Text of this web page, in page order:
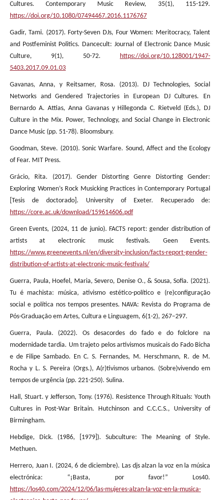
Cultures. Contemporary Music Review, 35(1), 115-129.
https://doi.org/10.1080/07494467.2016.1176767
Gadir, Tami. (2017). Forty-Seven DJs, Four Women: Meritocracy, Talent
and Postfeminist Politics. Dancecult: Journal of Electronic Dance Music
Culture, 9(1), 50-72. https://doi.org/10.128001/1947-
5403.2017.09.01.03
Gavanas, Anna, y Reitsamer, Rosa. (2013). DJ Technologies, Social
Networks and Gendered Trajectories in European DJ Cultures. En
Bernardo A. Attias, Anna Gavanas y Hillegonda C. Rietveld (Eds.), DJ
Culture in the Mix. Power, Technology, and Social Change in Electronic
Dance Music (pp. 51-78). Bloomsbury.
Goodman, Steve. (2010). Sonic Warfare. Sound, Affect and the Ecology
of Fear. MIT Press.
Grácio, Rita. (2017). Gender Distorting Genre Distorting Gender:
Exploring Women’s Rock Musicking Practices in Contemporary Portugal
[Tesis de doctorado]. University of Exeter. Recuperado de:
https://core.ac.uk/download/159614606.pdf
Green Events, (2024, 11 de junio). FACTS report: gender distribution of
artists at electronic music festivals. Geen Events.
https://www.greenevents.nl/en/diversity-inclusion/facts-report-gender-
distribution-of-artists-at-electronic-music-festivals/
Guerra, Paula, Hoefel, Maria, Severo, Denise O., & Sousa, Sofia. (2021).
Tu é machista: música, ativismo estético-político e (re)configuração
social e política nos tempos presentes. NAVA: Revista do Programa de
Pós-Graduação em Artes, Cultura e Linguagem, 6(1-2), 267–297.
Guerra, Paula. (2022). Os desacordes do fado e do folclore na
modernidade tardia. Um trajeto pelos artivismos musicais do Fado Bicha
e de Filipe Sambado. En C. S. Fernandes, M. Herschmann, R. de M.
Rocha y L. S. Pereira (Orgs.), A(r)tivismos urbanos. (Sobre)vivendo em
tempos de urgência (pp. 221-250). Sulina.
Hall, Stuart. y Jefferson, Tony. (1976). Resistence Through Rituals: Youth
Cultures in Post-War Britain. Hutchinson and C.C.C.S., University of
Birmingham.
Hebdige, Dick. (1986, [1979]). Subculture: The Meaning of Style.
Methuen.
Herrero, Juan I. (2024, 6 de diciembre). Las djs alzan la voz en la música
electrónica: “¡Basta, por favor!” Los40.
https://los40.com/2024/12/06/las-mujeres-alzan-la-voz-en-la-musica-